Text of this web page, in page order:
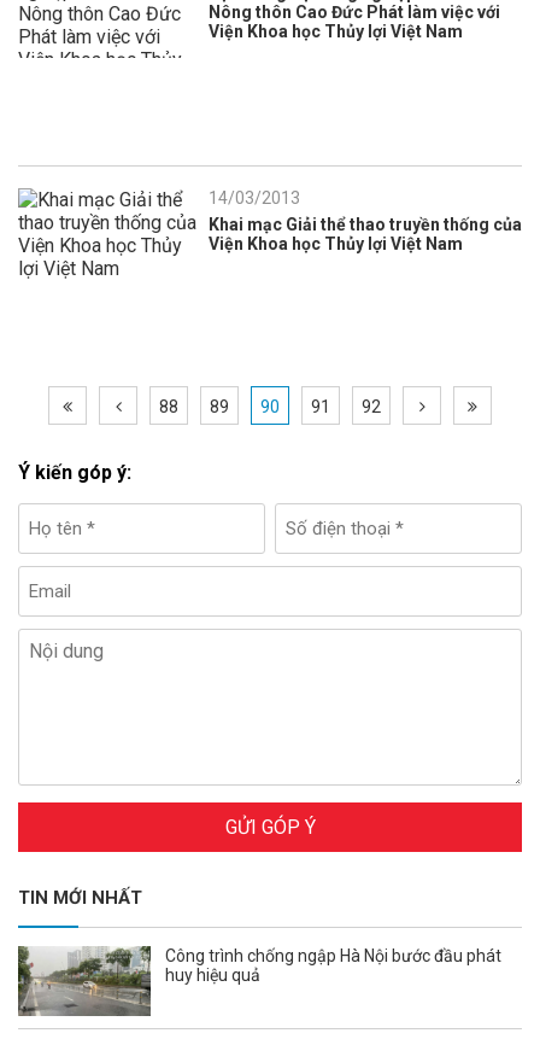
Nông thôn Cao Đức Phát làm việc với
Viện Khoa học Thủy lợi Việt Nam
14/03/2013
Khai mạc Giải thể thao truyền thống của
Viện Khoa học Thủy lợi Việt Nam
88 89 90 91 92
Ý kiến góp ý:
GỬI GÓP Ý
TIN MỚI NHẤT
Công trình chống ngập Hà Nội bước đầu phát
huy hiệu quả